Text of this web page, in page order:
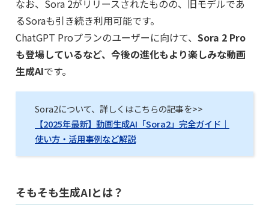
なお、Sora 2がリリースされたものの、旧モデルであ
るSoraも引き続き利用可能です。
ChatGPT Proプランのユーザーに向けて、 Sora 2 Pro
も登場しているなど、今後の進化もより楽しみな動画
生成AIです。
Sora2について、詳しくはこちらの記事を>>
【2025年最新】動画生成AI「Sora2」完全ガイド｜
使い方・活用事例など解説
そもそも生成AIとは？